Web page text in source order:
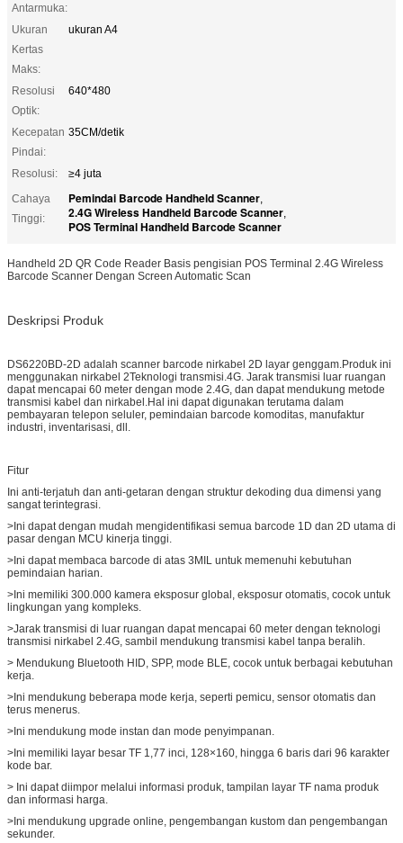
Antarmuka:
Ukuran
Kertas
Maks:
ukuran A4
Resolusi
Optik:
640*480
Kecepatan
Pindai:
35CM/detik
Resolusi:
≥4 juta
Cahaya
Tinggi:
Pemindai Barcode Handheld Scanner,
2.4G Wireless Handheld Barcode Scanner,
POS Terminal Handheld Barcode Scanner
Handheld 2D QR Code Reader Basis pengisian POS Terminal 2.4G Wireless
Barcode Scanner Dengan Screen Automatic Scan
Deskripsi Produk
DS6220BD-2D adalah scanner barcode nirkabel 2D layar genggam.Produk ini
menggunakan nirkabel 2Teknologi transmisi.4G. Jarak transmisi luar ruangan
dapat mencapai 60 meter dengan mode 2.4G, dan dapat mendukung metode
transmisi kabel dan nirkabel.Hal ini dapat digunakan terutama dalam
pembayaran telepon seluler, pemindaian barcode komoditas, manufaktur
industri, inventarisasi, dll.
Fitur
Ini anti-terjatuh dan anti-getaran dengan struktur dekoding dua dimensi yang
sangat terintegrasi.
>Ini dapat dengan mudah mengidentifikasi semua barcode 1D dan 2D utama di
pasar dengan MCU kinerja tinggi.
>Ini dapat membaca barcode di atas 3MIL untuk memenuhi kebutuhan
pemindaian harian.
>Ini memiliki 300.000 kamera eksposur global, eksposur otomatis, cocok untuk
lingkungan yang kompleks.
>Jarak transmisi di luar ruangan dapat mencapai 60 meter dengan teknologi
transmisi nirkabel 2.4G, sambil mendukung transmisi kabel tanpa beralih.
> Mendukung Bluetooth HID, SPP, mode BLE, cocok untuk berbagai kebutuhan
kerja.
>Ini mendukung beberapa mode kerja, seperti pemicu, sensor otomatis dan
terus menerus.
>Ini mendukung mode instan dan mode penyimpanan.
>Ini memiliki layar besar TF 1,77 inci, 128×160, hingga 6 baris dari 96 karakter
kode bar.
> Ini dapat diimpor melalui informasi produk, tampilan layar TF nama produk
dan informasi harga.
>Ini mendukung upgrade online, pengembangan kustom dan pengembangan
sekunder.